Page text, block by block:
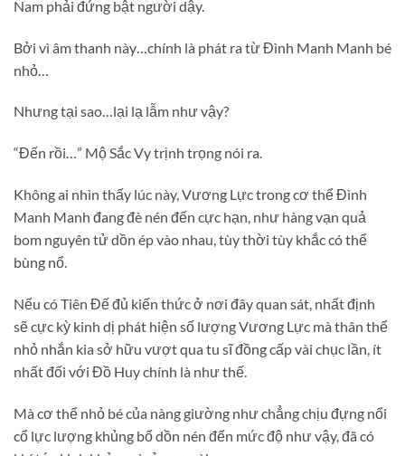
Nam phải đứng bật người dậy.
Bởi vì âm thanh này…chính là phát ra từ Đình Manh Manh bé
nhỏ…
Nhưng tại sao…lại lạ lẫm như vậy?
“Đến rồi…” Mộ Sắc Vy trịnh trọng nói ra.
Không ai nhìn thấy lúc này, Vương Lực trong cơ thể Đình
Manh Manh đang đè nén đến cực hạn, như hàng vạn quả
bom nguyên tử dồn ép vào nhau, tùy thời tùy khắc có thể
bùng nổ.
Nếu có Tiên Đế đủ kiến thức ở nơi đây quan sát, nhất định
sẽ cực kỳ kinh dị phát hiện số lượng Vương Lực mà thân thể
nhỏ nhắn kia sở hữu vượt qua tu sĩ đồng cấp vài chục lần, ít
nhất đối với Đồ Huy chính là như thế.
Mà cơ thể nhỏ bé của nàng giường như chẳng chịu đựng nổi
cổ lực lượng khủng bố dồn nén đến mức độ như vậy, đã có